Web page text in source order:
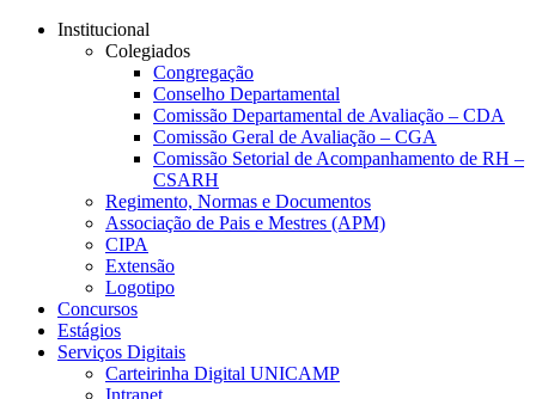
Conteúdo principal
Institucional
Colegiados
Congregação
Conselho Departamental
Comissão Departamental de Avaliação – CDA
Comissão Geral de Avaliação – CGA
Comissão Setorial de Acompanhamento de RH –
CSARH
Regimento, Normas e Documentos
Associação de Pais e Mestres (APM)
CIPA
Extensão
Logotipo
Concursos
Estágios
Serviços Digitais
Carteirinha Digital UNICAMP
Intranet